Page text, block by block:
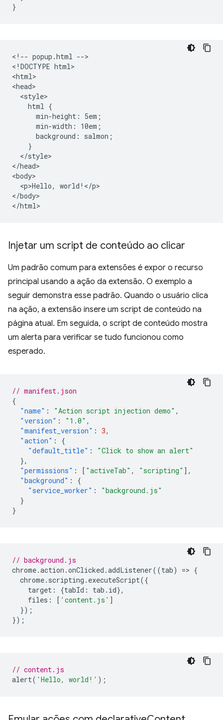
}
<!-- popup.html -->
<!DOCTYPE html>
<html>
<head>
  <style>
    html {
      min-height: 5em;
      min-width: 10em;
      background: salmon;
    }
  </style>
</head>
<body>
  <p>Hello, world!</p>
</body>
Injetar um script de conteúdo ao clicar
Um padrão comum para extensões é expor o recurso
principal usando a ação da extensão. O exemplo a
seguir demonstra esse padrão. Quando o usuário clica
na ação, a extensão insere um script de conteúdo na
página atual. Em seguida, o script de conteúdo mostra
um alerta para verificar se tudo funcionou como
esperado.
// manifest.json
{
"name" : "Action script injection demo" ,
"version" : "1.0" ,
"manifest_version" : 3,
"action" :
{
"default_title" :
"Click to show an alert"
},
"permissions" : [ "activeTab" , "scripting" ],
"background" :
{
"service_worker" :
"background.js"
}
}
// background.js
chrome.action .onClicked .addListener((tab) => {
chrome. scripting . executeScript({
target : {tabId : tab . id},
files : [ 'content.js' ]
});
});
// content.js
alert( 'Hello, world!' );